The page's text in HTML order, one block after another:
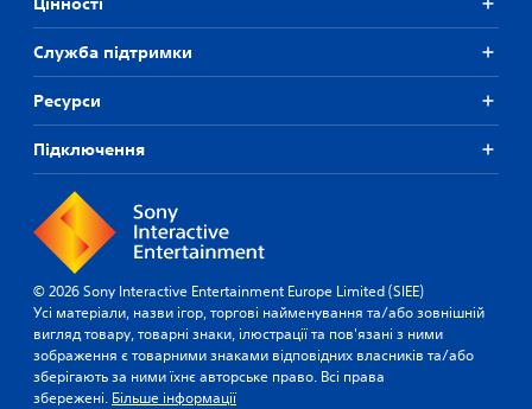
Служба підтримки
Ресурси
Підключення
© 2026 Sony Interactive Entertainment Europe Limited (SIEE)
Усі матеріали, назви ігор, торгові найменування та/або зовнішній
вигляд товару, товарні знаки, ілюстрації та пов'язані з ними
зображення є товарними знаками відповідних власників та/або
зберігають за ними їхнє авторське право. Всі права
збережені. Більше інформації